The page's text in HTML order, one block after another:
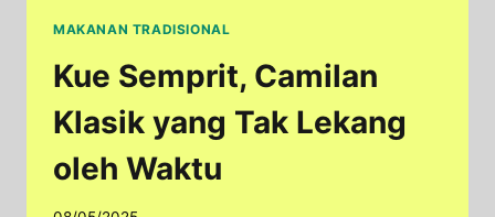
MAKANAN TRADISIONAL
Kue Semprit, Camilan
Klasik yang Tak Lekang
oleh Waktu